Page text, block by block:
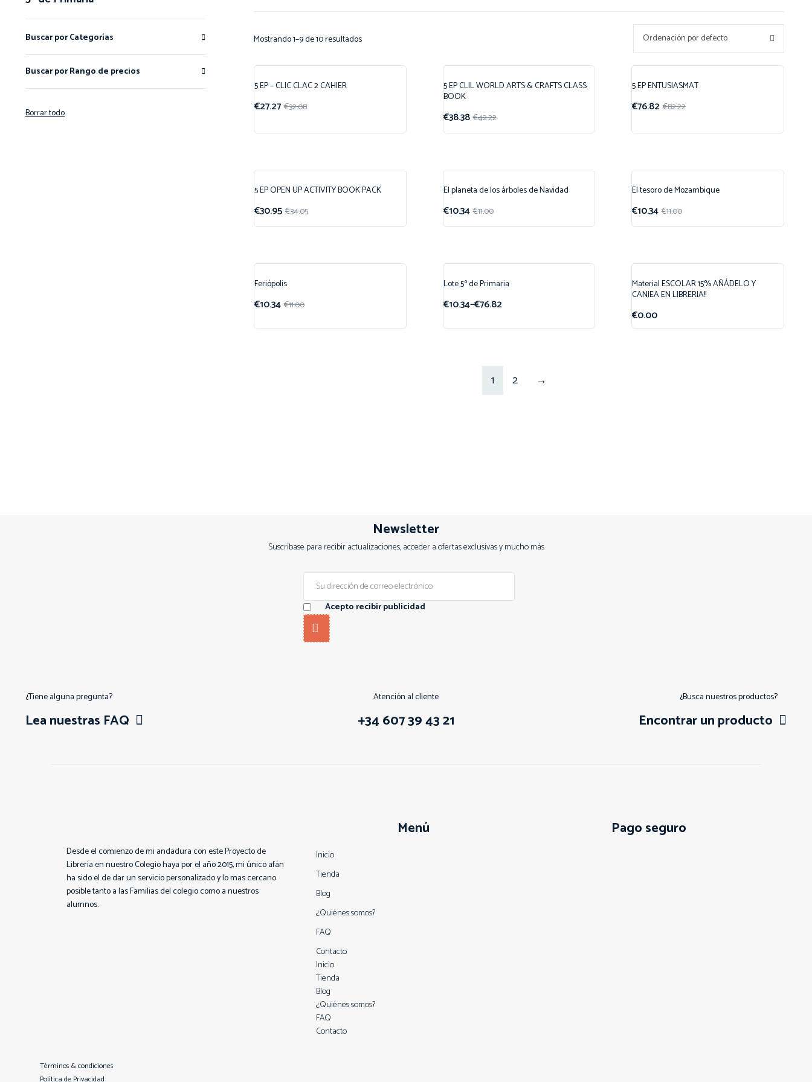
Buscar por Categorías
Buscar por Rango de precios
Borrar todo
Mostrando 1–9 de 10 resultados Ordenación por defecto
¡Oferta!
5 EP – CLIC CLAC 2 CAHIER
€32.08
€27.27
¡Oferta!
5 EP CLIL WORLD ARTS & CRAFTS CLASS
BOOK
€42.22
€38.38
¡Oferta!
5 EP ENTUSIASMAT
€82.22
€76.82
¡Oferta!
5 EP OPEN UP ACTIVITY BOOK PACK
€34.05
€30.95
¡Oferta!
El planeta de los árboles de Navidad
€11.00
€10.34
¡Oferta!
El tesoro de Mozambique
€11.00
€10.34
¡Oferta!
Feriópolis
€11.00
€10.34
¡Oferta!
Lote 5º de Primaria
€10.34–€76.82
Material ESCOLAR 15% AÑÁDELO Y
CANJEA EN LIBRERIA!!
€0.00
1 2 →
Newsletter
Suscríbase para recibir actualizaciones, acceder a ofertas exclusivas y mucho más
Acepto recibir publicidad
¿Tiene alguna pregunta?
Lea nuestras FAQ
Atención al cliente
+34 607 39 43 21
¿Busca nuestros productos?
Encontrar un producto
Desde el comienzo de mi andadura con este Proyecto de
Librería en nuestro Colegio haya por el año 2015, mi único afán
ha sido el de dar un servicio personalizado y lo mas cercano
posible tanto a las Familias del colegio como a nuestros
alumnos.
Menú
Inicio
Tienda
Blog
¿Quiénes somos?
FAQ
Contacto
Inicio
Tienda
Blog
¿Quiénes somos?
FAQ
Contacto
Pago seguro
Términos & condiciones
Política de Privacidad